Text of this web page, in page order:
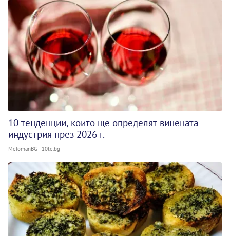
10 тенденции, които ще определят винената
индустрия през 2026 г.
MelomanBG - 10te.bg